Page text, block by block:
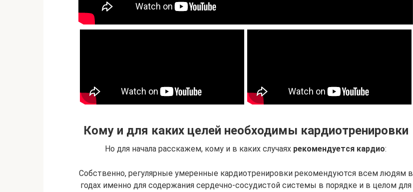
Кому и для каких целей необходимы кардиотренировки
Но для начала расскажем, кому и в каких случаях рекомендуется кардио:
Собственно, регулярные умеренные кардиотренировки рекомендуются всем людям в
годах именно для содержания сердечно-сосудистой системы в порядке и в целом для